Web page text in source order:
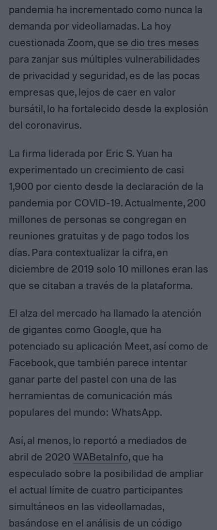
pandemia ha incrementado como nunca la
demanda por videollamadas. La hoy
cuestionada Zoom, que se dio tres meses
para zanjar sus múltiples vulnerabilidades
de privacidad y seguridad, es de las pocas
empresas que, lejos de caer en valor
bursátil, lo ha fortalecido desde la explosión
del coronavirus.
La firma liderada por Eric S. Yuan ha
experimentado un crecimiento de casi
1,900 por ciento desde la declaración de la
pandemia por COVID-19. Actualmente, 200
millones de personas se congregan en
reuniones gratuitas y de pago todos los
días. Para contextualizar la cifra, en
diciembre de 2019 solo 10 millones eran las
que se citaban a través de la plataforma.
El alza del mercado ha llamado la atención
de gigantes como Google, que ha
potenciado su aplicación Meet, así como de
Facebook, que también parece intentar
ganar parte del pastel con una de las
herramientas de comunicación más
populares del mundo: WhatsApp.
Así, al menos, lo reportó a mediados de
abril de 2020 WABetaInfo, que ha
especulado sobre la posibilidad de ampliar
el actual límite de cuatro participantes
simultáneos en las videollamadas,
basándose en el análisis de un código